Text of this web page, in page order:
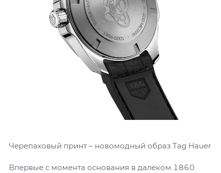
Черепаховый принт – новомодный образ Tag Hauer
Впервые с момента основания в далеком 1860